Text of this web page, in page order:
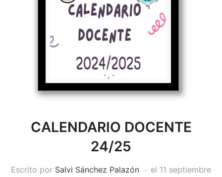
CALENDARIO DOCENTE
24/25
Escrito por Salvi Sánchez Palazón el 11 septiembre